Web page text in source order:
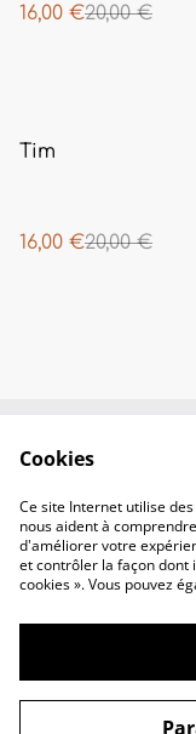
16,00 €20,00 €
%
Tim
16,00 €20,00 €
©2026Nenaa
Cookies
Ce site Internet utilise
nous aident à
d'améliorer votre
et contrôler la façon dont
cookies ». Vous pouvez